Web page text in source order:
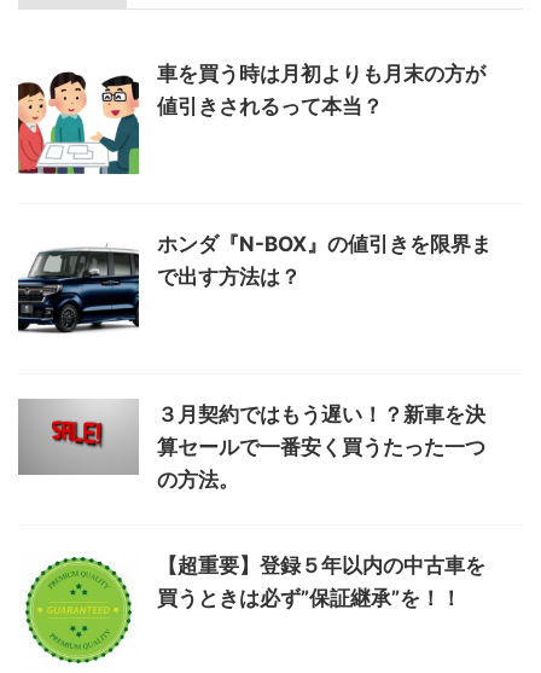
車を買う時は月初よりも月末の方が
値引きされるって本当？
ホンダ『N-BOX』の値引きを限界ま
で出す方法は？
３月契約ではもう遅い！？新車を決
算セールで一番安く買うたった一つ
の方法。
【超重要】登録５年以内の中古車を
買うときは必ず”保証継承”を！！